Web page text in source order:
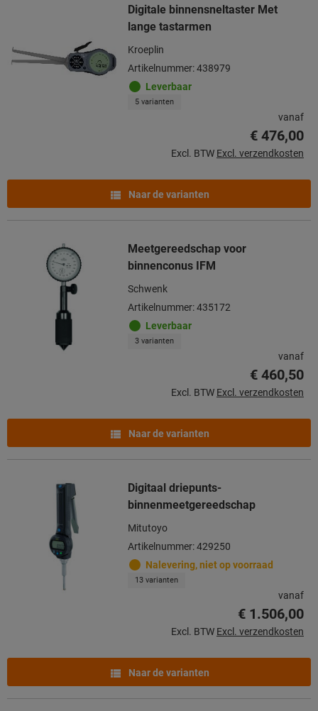
Digitale binnensneltaster Met
lange tastarmen
Kroeplin
Artikelnummer: 438979
Leverbaar
5 varianten
vanaf
€ 476,00
Excl. BTW Excl. verzendkosten
Naar de varianten
Meetgereedschap voor
binnenconus IFM
Schwenk
Artikelnummer: 435172
Leverbaar
3 varianten
vanaf
€ 460,50
Excl. BTW Excl. verzendkosten
Naar de varianten
Digitaal driepunts-
binnenmeetgereedschap
Mitutoyo
Artikelnummer: 429250
Nalevering, niet op voorraad
13 varianten
vanaf
€ 1.506,00
Excl. BTW Excl. verzendkosten
Naar de varianten